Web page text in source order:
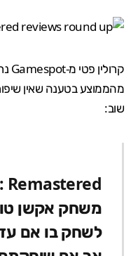
קרולין פטי מ-Gamespot
מהממוצע בטענה שאין
שוב:
משחק אקשן
לשחק בו אם